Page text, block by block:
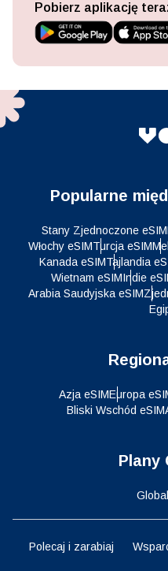
Pobierz aplikację
Popularne
Stany Zjednoczone eSIM
Włochy eSIMTurcja eSIM
Kanada eSIMTajlandia
Wietnam eSIMIndie
Arabia Saudyjska eSIM
Azja eSIMEuropa
Bliski Wschód eSIM
Plany
Polecaj i zarabiaj